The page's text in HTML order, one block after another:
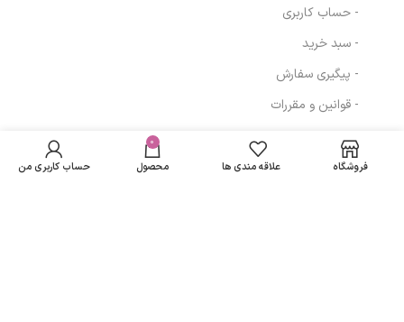
- حساب کاربری
- سبد خرید
- پیگیری سفارش
- قوانین و مقررات
مسیرهای ارتباطی
SPF با خاصیت
ضد لک سیسپرسا
تومان
846,000 تومان
باشد فروشگاه علاقه مندی ها
0
محصول حساب کاربری من